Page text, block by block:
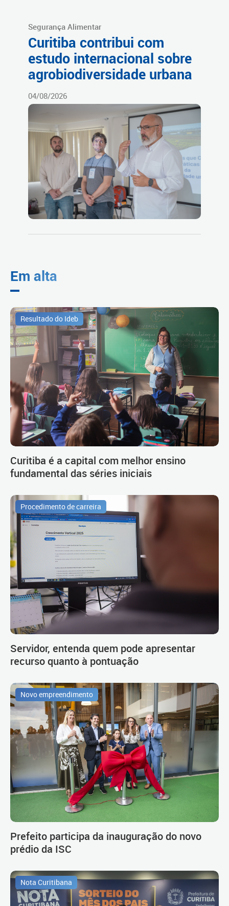
Segurança Alimentar
Curitiba contribui com
estudo internacional sobre
agrobiodiversidade urbana
04/08/2026
Em alta
Resultado do Ideb
Curitiba é a capital com melhor ensino
fundamental das séries iniciais
Procedimento de carreira
Servidor, entenda quem pode apresentar
recurso quanto à pontuação
Novo empreendimento
Prefeito participa da inauguração do novo
prédio da ISC
Nota Curitibana